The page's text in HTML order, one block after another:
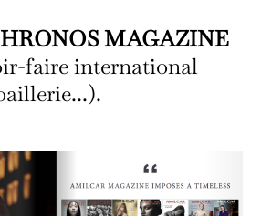
MAGAZINE
faire international